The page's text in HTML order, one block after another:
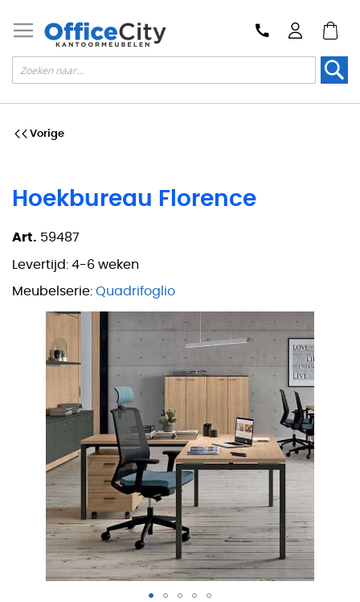
Hoekbureau Florence
Art. 59487
Levertijd: 4-6 weken
Meubelserie: Quadrifoglio
Hoekbureau Florence
Vorige